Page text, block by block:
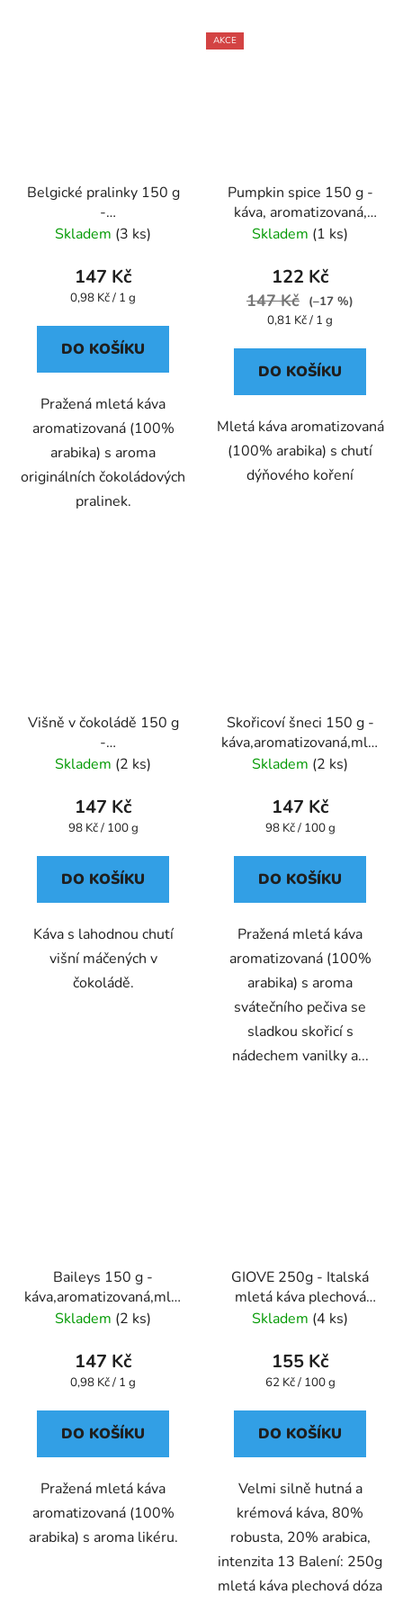
Belgické pralinky 150 g
-
káva,aromatizovaná,mletá
Skladem (3 ks)
147 Kč
Měrná
0,98 Kč / 1 g
DO KOŠÍKU
Pražená mletá káva
aromatizovaná (100%
arabika) s aroma
originálních čokoládových
pralinek.
AKCE
Pumpkin spice 150 g -
káva, aromatizovaná,
mletá - Oxalis
Skladem (1 ks)
122 Kč
147 Kč
(–17 %)
Měrná
0,81 Kč / 1 g
DO KOŠÍKU
Mletá káva aromatizovaná
(100% arabika) s chutí
dýňového koření
Višně v čokoládě 150 g
-
káva,aromatizovaná,mletá
Skladem (2 ks)
147 Kč
Měrná
98 Kč / 100 g
DO KOŠÍKU
Káva s lahodnou chutí
višní máčených v
čokoládě.
Skořicoví šneci 150 g -
káva,aromatizovaná,mletá
- Oxalis
Skladem (2 ks)
147 Kč
Měrná
98 Kč / 100 g
DO KOŠÍKU
Pražená mletá káva
aromatizovaná (100%
arabika) s aroma
svátečního pečiva se
sladkou skořicí s
nádechem vanilky a...
Baileys 150 g -
káva,aromatizovaná,mletá
- Oxalis
Skladem (2 ks)
147 Kč
Měrná
0,98 Kč / 1 g
DO KOŠÍKU
Pražená mletá káva
aromatizovaná (100%
arabika) s aroma likéru.
GIOVE 250g - Italská
mletá káva plechová
dóza Caffe Pompeii
Skladem (4 ks)
155 Kč
Měrná
62 Kč / 100 g
DO KOŠÍKU
Velmi silně hutná a
krémová káva, 80%
robusta, 20% arabica,
intenzita 13 Balení: 250g
mletá káva plechová dóza